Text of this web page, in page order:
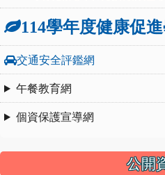
114學年度健康促
交通安全評鑑網
午餐教育網
個資保護宣導網
公開